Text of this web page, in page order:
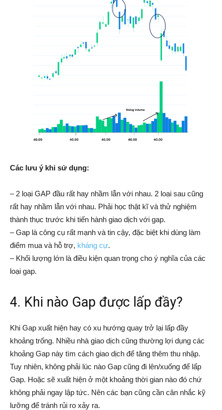
Các lưu ý khi sử dụng:
– 2 loại GAP đầu rất hay nhầm lẫn với nhau. 2 loại sau cũng
rất hay nhầm lẫn với nhau. Phải học thật kĩ và thử nghiệm
thành thục trước khi tiến hành giao dịch với gap.
– Gap là công cụ rất mạnh và tin cậy, đặc biệt khi dùng làm
điểm mua và hỗ trợ, kháng cự.
– Khối lượng lớn là điều kiện quan trọng cho ý nghĩa của các
loại gap.
4. Khi nào Gap được lấp đầy?
Khi Gap xuất hiện hay có xu hướng quay trở lại lấp đầy
khoảng trống. Nhiều nhà giao dịch cũng thường lợi dụng các
khoảng Gap này tìm cách giao dịch để tăng thêm thu nhập.
Tuy nhiên, không phải lúc nào Gap cũng đi lên/xuống để lấp
Gap. Hoặc sẽ xuất hiện ở một khoảng thời gian nào đó chứ
không phải ngay lập tức. Nên các bạn cũng cần cân nhắc kỹ
lưỡng để tránh rủi ro xảy ra.